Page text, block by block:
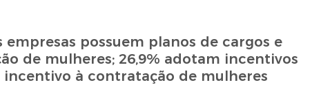
possuem planos de cargos e
de mulheres; 26,9% adotam incentivos
à contratação de mulheres